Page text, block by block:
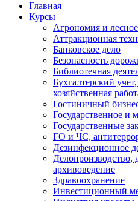
Главная
Курсы
Агрономия и лесное
Аттракционная
Банковское дело
Безопасность
Библиотечная
Бухгалтерский
хозяйственная
Гостиничный
Государственное и
Государственные
ГО и ЧС,
Дезинфекционное
Делопроизводство,
архивоведение
Здравоохранение
Инвестиционный